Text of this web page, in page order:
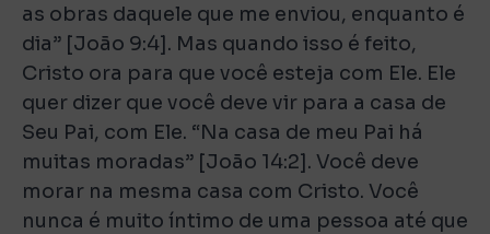
as obras daquele que me enviou, enquanto é
dia” [João 9:4]. Mas quando isso é feito,
Cristo ora para que você esteja com Ele. Ele
quer dizer que você deve vir para a casa de
Seu Pai, com Ele. “Na casa de meu Pai há
muitas moradas” [João 14:2]. Você deve
morar na mesma casa com Cristo. Você
nunca é muito íntimo de uma pessoa até que